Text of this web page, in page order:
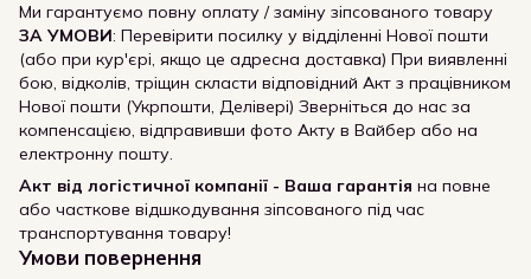
Ми гарантуємо повну оплату / заміну зіпсованого товару
ЗА УМОВИ: Перевірити посилку у відділенні Нової пошти
(або при кур'єрі, якщо це адресна доставка) При виявленні
бою, відколів, тріщин скласти відповідний Акт з працівником
Нової пошти (Укрпошти, Делівері) Зверніться до нас за
компенсацією, відправивши фото Акту в Вайбер або на
електронну пошту.
Акт від логістичної компанії - Ваша гарантія на повне
або часткове відшкодування зіпсованого під час
транспортування товару!
Умови повернення